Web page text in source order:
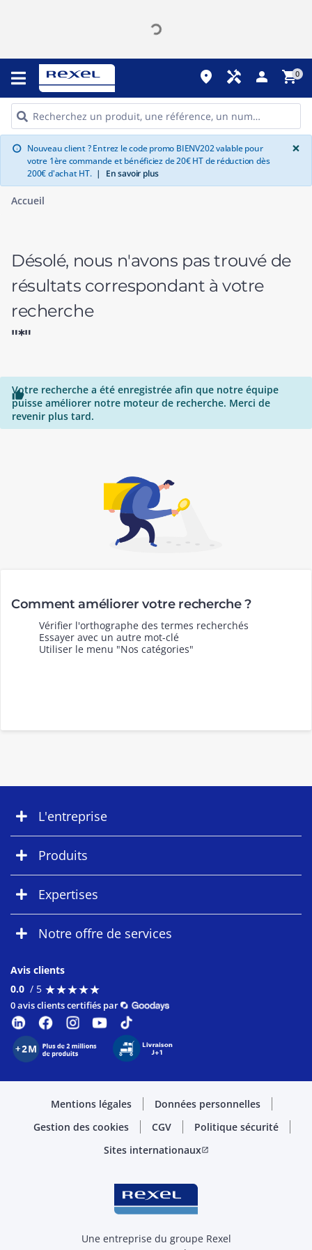
place handyman person shopping_cart0
info Nouveau client ? Entrez le code promo BIENV202 valable pour
votre 1ère commande et bénéficiez de 20€ HT de réduction dès
200€ d'achat HT. | En savoir plus
×
Accueil
Désolé, nous n'avons pas trouvé de
résultats correspondant à votre
recherche
"*"

Votre recherche a été enregistrée afin que notre équipe
puisse améliorer notre moteur de recherche. Merci de
revenir plus tard.
Comment améliorer votre recherche ?
Vérifier l'orthographe des termes recherchés
Essayer avec un autre mot-clé
Utiliser le menu "Nos catégories"
L'entreprise
Produits
Expertises
Notre offre de services
Avis clients
0.0 / 5 ★★★★★
★★★★★
0 avis clients certifiés par
Mentions légales
Données personnelles
Gestion des cookies
CGV
Politique sécurité
Sites internationauxopen_in_new
Une entreprise du groupe Rexel